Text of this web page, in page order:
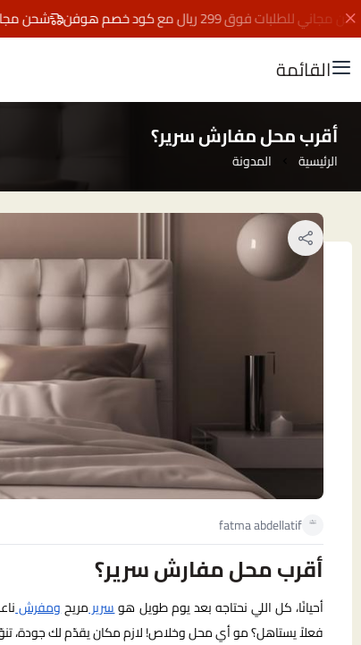
فوق 299 ريال مع كود خصم هوفن شحن مجاني للطلبات فوق 299
القائمة
أقرب محل مفارش سرير؟
الرئيسية المدونة
fatma abdellatif
أقرب محل مفارش سرير؟
أحيانًا، كل اللي نحتاجه بعد يوم طويل هوسريرمريحومفرش
فعلاً يستاهل؟ مو أي محل وخلاص! لازم مكان يقدّم لك جودة،